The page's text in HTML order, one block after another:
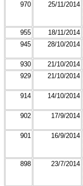
970
25/11/2014
955
18/11/2014
945
28/10/2014
930
21/10/2014
929
21/10/2014
914
14/10/2014
902
17/9/2014
901
16/9/2014
898
23/7/2014